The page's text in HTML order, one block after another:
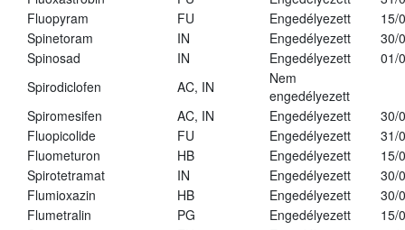
Fluopyram
FU Engedélyezett
15/
Spinetoram
IN Engedélyezett
30/
Spinosad
IN Engedélyezett
01/
Spirodiclofen
AC, IN
Nem
engedélyezett
Spiromesifen
AC, IN Engedélyezett
30/
Fluopicolide
FU Engedélyezett
31/
Fluometuron
HB Engedélyezett
15/
Spirotetramat
IN Engedélyezett
30/
Flumioxazin
HB Engedélyezett
30/
Flumetralin
PG Engedélyezett
15/